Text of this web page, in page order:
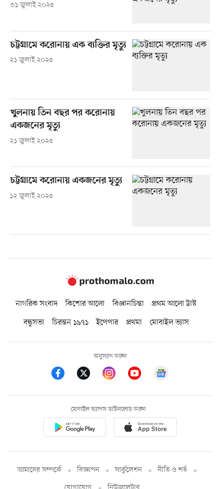
৩১ জুলাই ২০২৫
চট্টগ্রামে করোনায় এক ব্যক্তির মৃত্যু
২১ জুলাই ২০২৫
খুলনায় তিন বছর পর করোনায়
একজনের মৃত্যু
২১ জুলাই ২০২৫
চট্টগ্রামে করোনায় একজনের মৃত্যু
১২ জুলাই ২০২৫
নাগরিক সংবাদ কিশোর আলো বিজ্ঞানচিন্তা
প্রথম আলো ট্রাস্ট
বন্ধুসভা
চিরন্তন ১৯৭১ ইপেপার প্রথমা মোবাইল ভ্যাস
অনুসরণ করুন
মোবাইল অ্যাপস ডাউনলোড করুন
আমাদের সম্পর্কে বিজ্ঞাপন সার্কুলেশন
নীতি ও শর্ত